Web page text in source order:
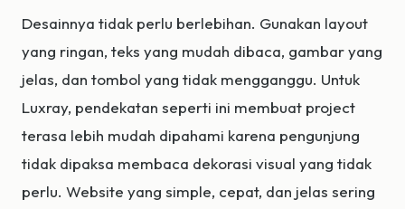
Desainnya tidak perlu berlebihan. Gunakan layout
yang ringan, teks yang mudah dibaca, gambar yang
jelas, dan tombol yang tidak mengganggu. Untuk
Luxray, pendekatan seperti ini membuat project
terasa lebih mudah dipahami karena pengunjung
tidak dipaksa membaca dekorasi visual yang tidak
perlu. Website yang simple, cepat, dan jelas sering